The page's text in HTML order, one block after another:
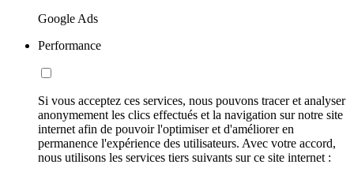
Google Ads
Performance
Si vous acceptez ces services, nous pouvons tracer et analyser
anonymement les clics effectués et la navigation sur notre site
internet afin de pouvoir l'optimiser et d'améliorer en
permanence l'expérience des utilisateurs. Avec votre accord,
nous utilisons les services tiers suivants sur ce site internet :